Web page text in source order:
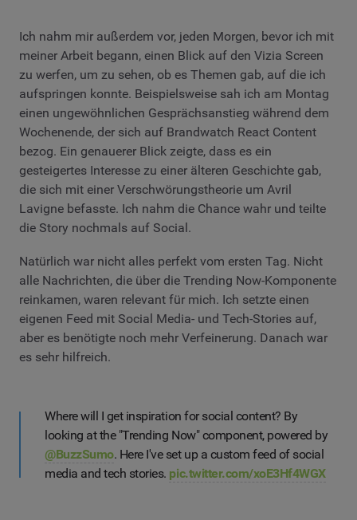
Ich nahm mir außerdem vor, jeden Morgen, bevor ich mit
meiner Arbeit begann, einen Blick auf den Vizia Screen
zu werfen, um zu sehen, ob es Themen gab, auf die ich
aufspringen konnte. Beispielsweise sah ich am Montag
einen ungewöhnlichen Gesprächsanstieg während dem
Wochenende, der sich auf Brandwatch React Content
bezog. Ein genauerer Blick zeigte, dass es ein
gesteigertes Interesse zu einer älteren Geschichte gab,
die sich mit einer Verschwörungstheorie um Avril
Lavigne befasste. Ich nahm die Chance wahr und teilte
die Story nochmals auf Social.
Natürlich war nicht alles perfekt vom ersten Tag. Nicht
alle Nachrichten, die über die Trending Now-Komponente
reinkamen, waren relevant für mich. Ich setzte einen
eigenen Feed mit Social Media- und Tech-Stories auf,
aber es benötigte noch mehr Verfeinerung. Danach war
es sehr hilfreich.
Where will I get inspiration for social content? By
looking at the "Trending Now" component, powered by
@BuzzSumo. Here I've set up a custom feed of social
media and tech stories. pic.twitter.com/xoE3Hf4WGX